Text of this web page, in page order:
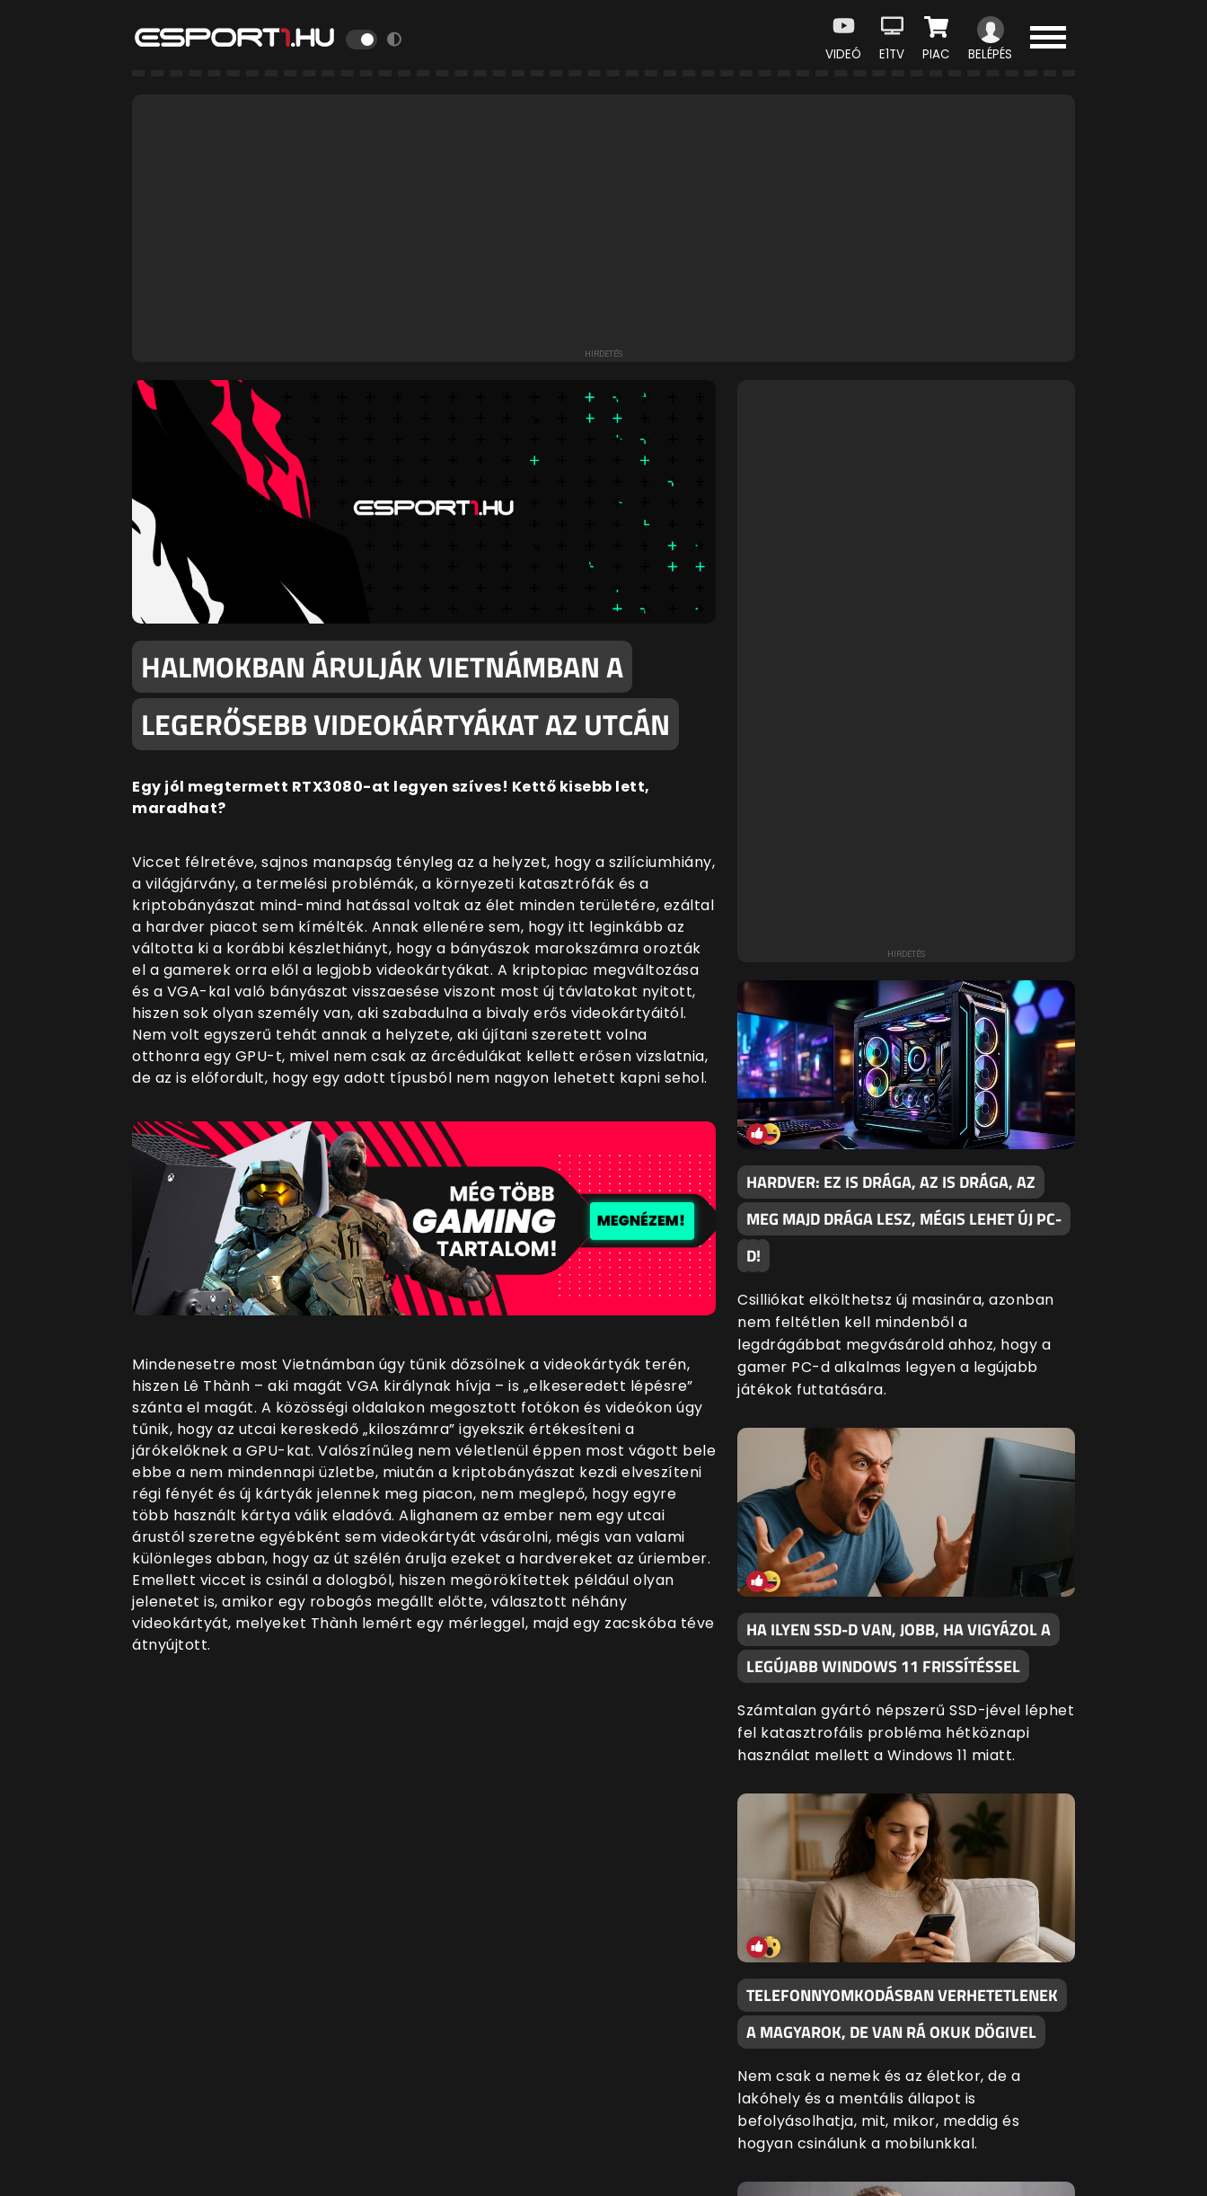
VIDEÓ E1TV PIAC BELÉPÉS
HALMOKBAN ÁRULJÁK VIETNÁMBAN A
LEGERŐSEBB VIDEOKÁRTYÁKAT AZ UTCÁN
Egy jól megtermett RTX3080-at legyen szíves! Kettő kisebb lett,
maradhat?
Viccet félretéve, sajnos manapság tényleg az a helyzet, hogy a szilíciumhiány,
a világjárvány, a termelési problémák, a környezeti katasztrófák és a
kriptobányászat mind-mind hatással voltak az élet minden területére, ezáltal
a hardver piacot sem kímélték. Annak ellenére sem, hogy itt leginkább az
váltotta ki a korábbi készlethiányt, hogy a bányászok marokszámra orozták
el a gamerek orra elől a legjobb videokártyákat. A kriptopiac megváltozása
és a VGA-kal való bányászat visszaesése viszont most új távlatokat nyitott,
hiszen sok olyan személy van, aki szabadulna a bivaly erős videokártyáitól.
Nem volt egyszerű tehát annak a helyzete, aki újítani szeretett volna
otthonra egy GPU-t, mivel nem csak az árcédulákat kellett erősen vizslatnia,
de az is előfordult, hogy egy adott típusból nem nagyon lehetett kapni sehol.
Mindenesetre most Vietnámban úgy tűnik dőzsölnek a videokártyák terén,
hiszen Lê Thành – aki magát VGA királynak hívja – is „elkeseredett lépésre”
szánta el magát. A közösségi oldalakon megosztott fotókon és videókon úgy
tűnik, hogy az utcai kereskedő „kiloszámra” igyekszik értékesíteni a
járókelőknek a GPU-kat. Valószínűleg nem véletlenül éppen most vágott bele
ebbe a nem mindennapi üzletbe, miután a kriptobányászat kezdi elveszíteni
régi fényét és új kártyák jelennek meg piacon, nem meglepő, hogy egyre
több használt kártya válik eladóvá. Alighanem az ember nem egy utcai
árustól szeretne egyébként sem videokártyát vásárolni, mégis van valami
különleges abban, hogy az út szélén árulja ezeket a hardvereket az úriember.
Emellett viccet is csinál a dologból, hiszen megörökítettek például olyan
jelenetet is, amikor egy robogós megállt előtte, választott néhány
videokártyát, melyeket Thành lemért egy mérleggel, majd egy zacskóba téve
átnyújtott.
HARDVER: EZ IS DRÁGA, AZ IS DRÁGA, AZ
MEG MAJD DRÁGA LESZ, MÉGIS LEHET ÚJ PC-
D!
Csilliókat elkölthetsz új masinára, azonban
nem feltétlen kell mindenből a
legdrágábbat megvásárold ahhoz, hogy a
gamer PC-d alkalmas legyen a legújabb
játékok futtatására.
HA ILYEN SSD-D VAN, JOBB, HA VIGYÁZOL A
LEGÚJABB WINDOWS 11 FRISSÍTÉSSEL
Számtalan gyártó népszerű SSD-jével léphet
fel katasztrofális probléma hétköznapi
használat mellett a Windows 11 miatt.
TELEFONNYOMKODÁSBAN VERHETETLENEK
A MAGYAROK, DE VAN RÁ OKUK DÖGIVEL
Nem csak a nemek és az életkor, de a
lakóhely és a mentális állapot is
befolyásolhatja, mit, mikor, meddig és
hogyan csinálunk a mobilunkkal.